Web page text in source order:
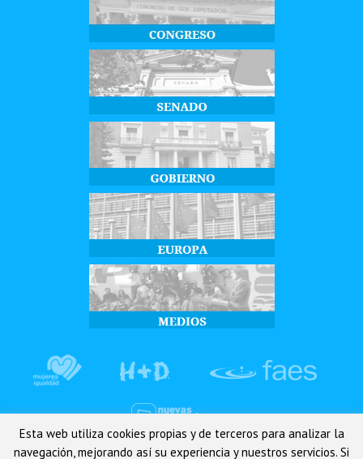
Esta web utiliza cookies propias y de terceros para analizar la
navegación, mejorando así su experiencia y nuestros servicios. Si